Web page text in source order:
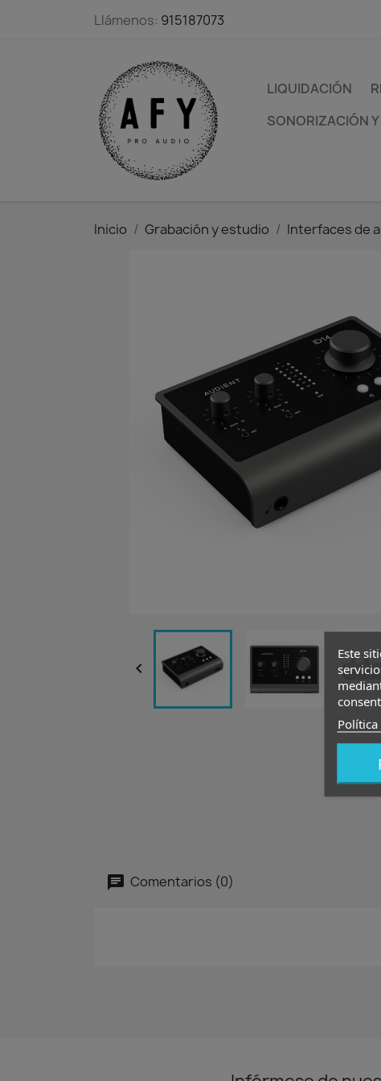
Llámenos: 915187073
LIQUIDACIÓN
SONORIZACIÓN Y
Inicio Grabación y estudio Interfaces de

Comentarios (0)
Este